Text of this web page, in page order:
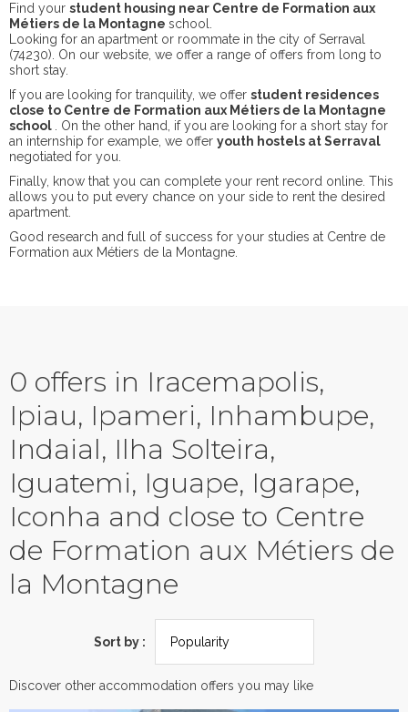
Find your student housing near Centre de Formation aux
Métiers de la Montagne school.
Looking for an apartment or roommate in the city of Serraval
(74230). On our website, we offer a range of offers from long to
short stay.
If you are looking for tranquility, we offer student residences
close to Centre de Formation aux Métiers de la Montagne
school
. On the other hand, if you are looking for a short stay for
an internship for example, we offer youth hostels at Serraval
negotiated for you.
Finally, know that you can complete your rent record online. This
allows you to put every chance on your side to rent the desired
apartment.
Good research and full of success for your studies at Centre de
Formation aux Métiers de la Montagne.
0 offers in Iracemapolis,
Ipiau, Ipameri, Inhambupe,
Indaial, Ilha Solteira,
Iguatemi, Iguape, Igarape,
Iconha and close to Centre
de Formation aux Métiers de
la Montagne
Sort by :
Discover other accommodation offers you may like